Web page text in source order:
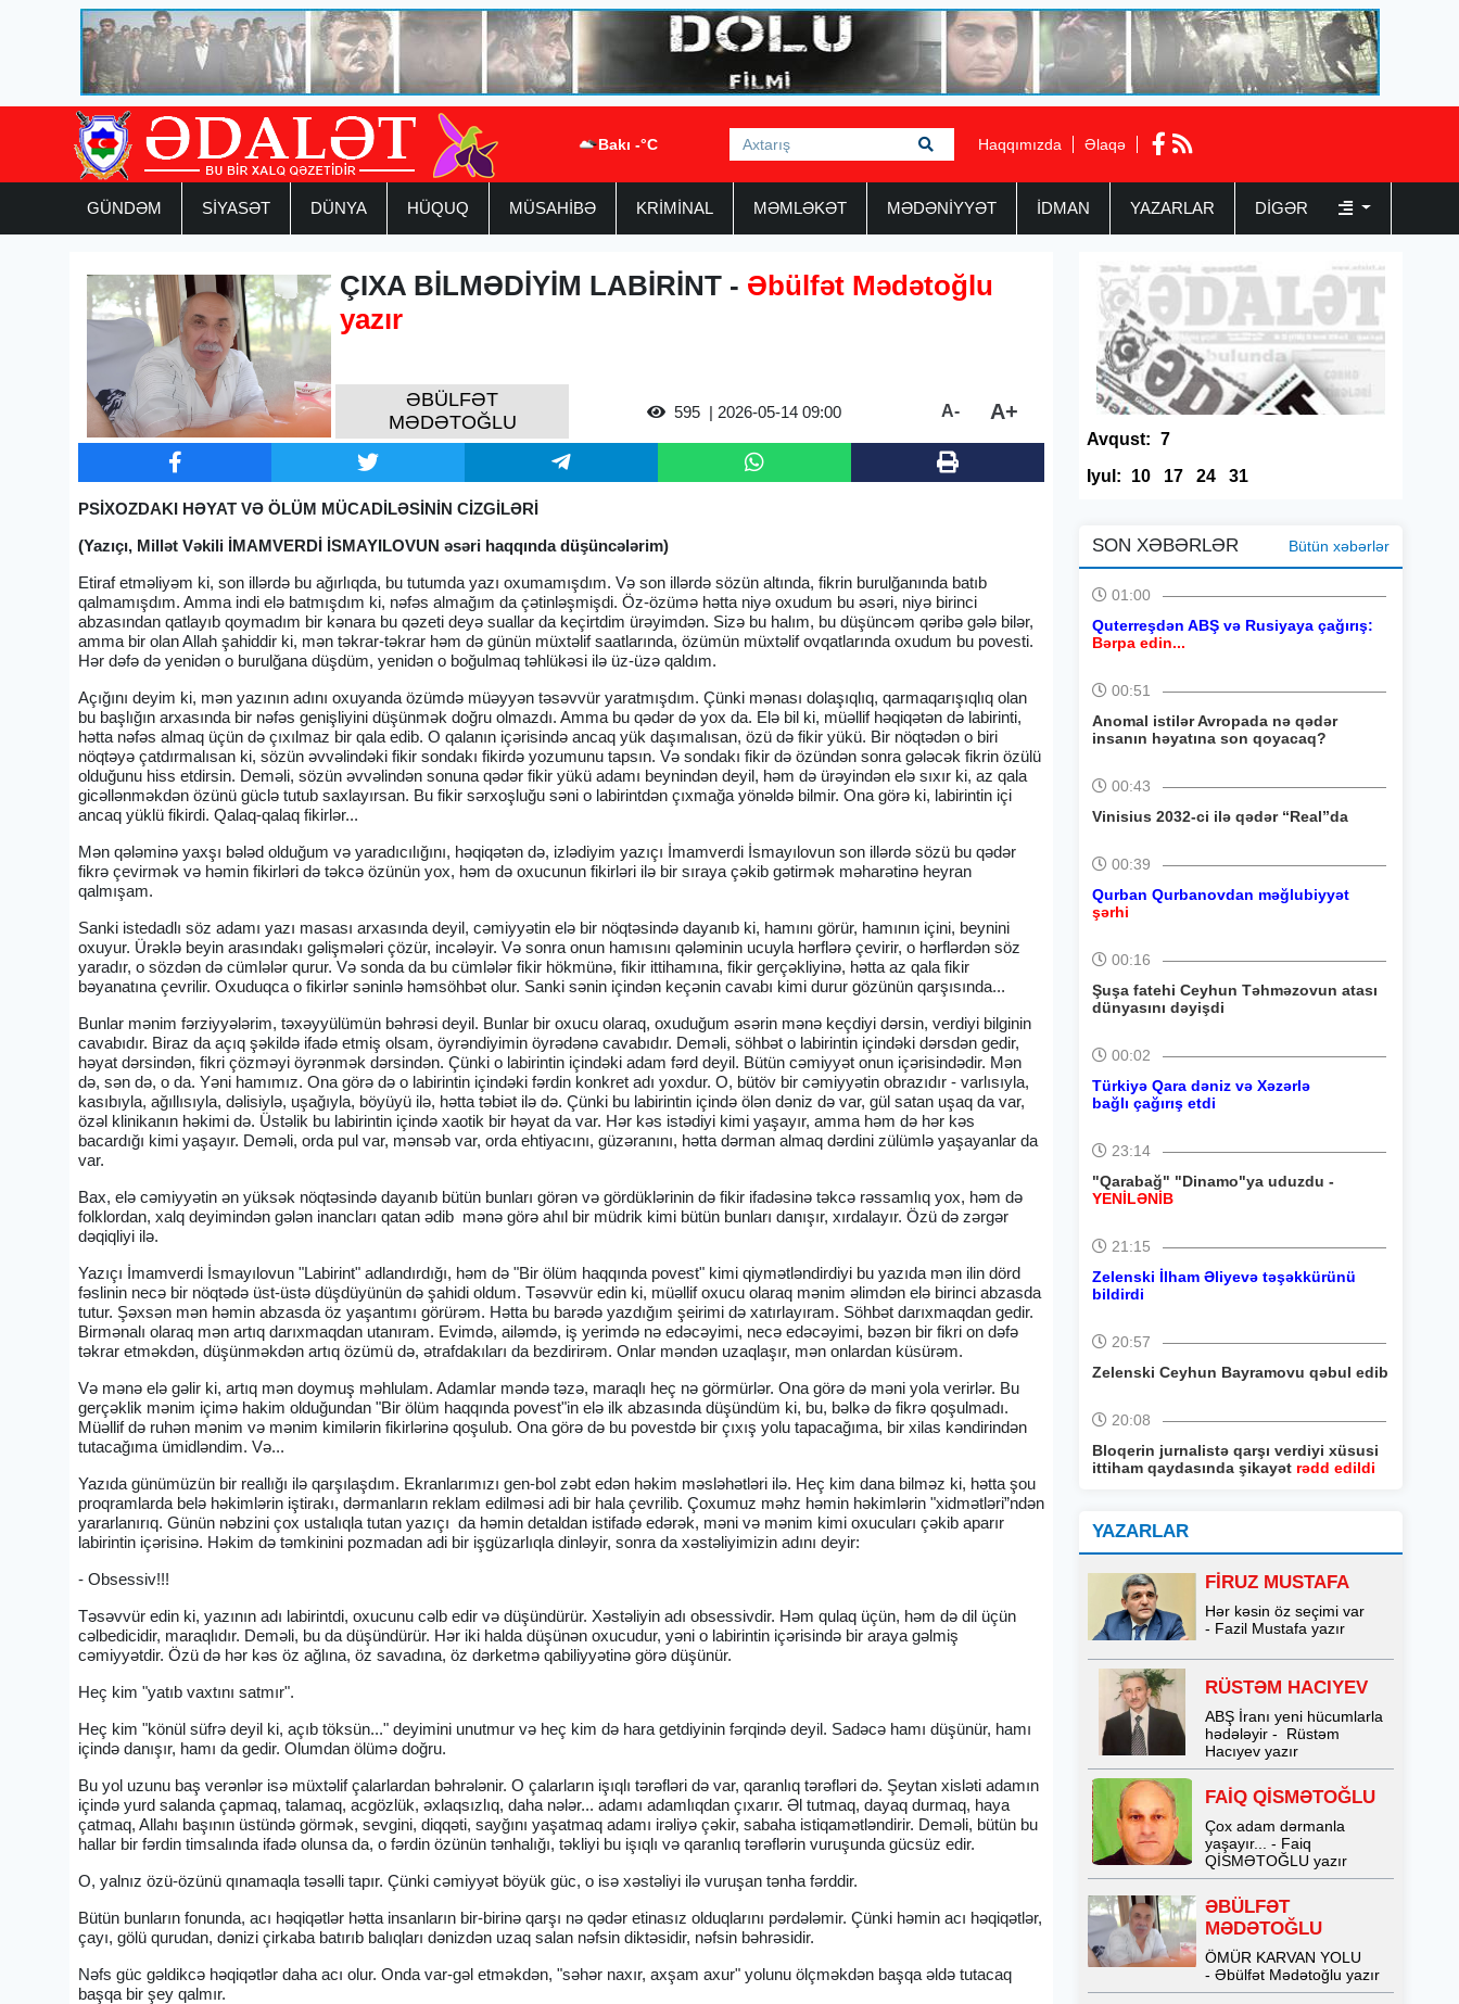
Bakı -°C Haqqımızda Əlaqə
GÜNDƏM SİYASƏT DÜNYA HÜQUQ MÜSAHİBƏ KRİMİNAL MƏMLƏKƏT MƏDƏNİYYƏT İDMAN YAZARLAR DIGƏR
ÇIXA BİLMƏDİYİM LABİRİNT - Əbülfət Mədətoğlu
yazır
ƏBÜLFƏT
MƏDƏTOĞLU
595 | 2026-05-14 09:00 A- A+
PSİXOZDAKI HƏYAT VƏ ÖLÜM MÜCADİLƏSİNİN CİZGİLƏRİ
(Yazıçı, Millət Vəkili İMAMVERDİ İSMAYILOVUN əsəri haqqında düşüncələrim)
Etiraf etməliyəm ki, son illərdə bu ağırlıqda, bu tutumda yazı oxumamışdım. Və son illərdə sözün altında, fikrin burulğanında batıb
qalmamışdım. Amma indi elə batmışdım ki, nəfəs almağım da çətinləşmişdi. Öz-özümə hətta niyə oxudum bu əsəri, niyə birinci
abzasından qatlayıb qoymadım bir kənara bu qəzeti deyə suallar da keçirtdim ürəyimdən. Sizə bu halım, bu düşüncəm qəribə gələ bilər,
amma bir olan Allah şahiddir ki, mən təkrar-təkrar həm də günün müxtəlif saatlarında, özümün müxtəlif ovqatlarında oxudum bu povesti.
Hər dəfə də yenidən o burulğana düşdüm, yenidən o boğulmaq təhlükəsi ilə üz-üzə qaldım.
Açığını deyim ki, mən yazının adını oxuyanda özümdə müəyyən təsəvvür yaratmışdım. Çünki mənası dolaşıqlıq, qarmaqarışıqlıq olan
bu başlığın arxasında bir nəfəs genişliyini düşünmək doğru olmazdı. Amma bu qədər də yox da. Elə bil ki, müəllif həqiqətən də labirinti,
hətta nəfəs almaq üçün də çıxılmaz bir qala edib. O qalanın içərisində ancaq yük daşımalısan, özü də fikir yükü. Bir nöqtədən o biri
nöqtəyə çatdırmalısan ki, sözün əvvəlindəki fikir sondakı fikirdə yozumunu tapsın. Və sondakı fikir də özündən sonra gələcək fikrin özülü
olduğunu hiss etdirsin. Deməli, sözün əvvəlindən sonuna qədər fikir yükü adamı beynindən deyil, həm də ürəyindən elə sıxır ki, az qala
gicəllənməkdən özünü güclə tutub saxlayırsan. Bu fikir sərxoşluğu səni o labirintdən çıxmağa yönəldə bilmir. Ona görə ki, labirintin içi
ancaq yüklü fikirdi. Qalaq-qalaq fikirlər...
Mən qələminə yaxşı bələd olduğum və yaradıcılığını, həqiqətən də, izlədiyim yazıçı İmamverdi İsmayılovun son illərdə sözü bu qədər
fikrə çevirmək və həmin fikirləri də təkcə özünün yox, həm də oxucunun fikirləri ilə bir sıraya çəkib gətirmək məharətinə heyran
qalmışam.
Sanki istedadlı söz adamı yazı masası arxasında deyil, cəmiyyətin elə bir nöqtəsində dayanıb ki, hamını görür, hamının içini, beynini
oxuyur. Ürəklə beyin arasındakı gəlişmələri çözür, incələyir. Və sonra onun hamısını qələminin ucuyla hərflərə çevirir, o hərflərdən söz
yaradır, o sözdən də cümlələr qurur. Və sonda da bu cümlələr fikir hökmünə, fikir ittihamına, fikir gerçəkliyinə, hətta az qala fikir
bəyanatına çevrilir. Oxuduqca o fikirlər səninlə həmsöhbət olur. Sanki sənin içindən keçənin cavabı kimi durur gözünün qarşısında...
Bunlar mənim fərziyyələrim, təxəyyülümün bəhrəsi deyil. Bunlar bir oxucu olaraq, oxuduğum əsərin mənə keçdiyi dərsin, verdiyi bilginin
cavabıdır. Biraz da açıq şəkildə ifadə etmiş olsam, öyrəndiyimin öyrədənə cavabıdır. Deməli, söhbət o labirintin içindəki dərsdən gedir,
həyat dərsindən, fikri çözməyi öyrənmək dərsindən. Çünki o labirintin içindəki adam fərd deyil. Bütün cəmiyyət onun içərisindədir. Mən
də, sən də, o da. Yəni hamımız. Ona görə də o labirintin içindəki fərdin konkret adı yoxdur. O, bütöv bir cəmiyyətin obrazıdır - varlısıyla,
kasıbıyla, ağıllısıyla, dəlisiylə, uşağıyla, böyüyü ilə, hətta təbiət ilə də. Çünki bu labirintin içində ölən dəniz də var, gül satan uşaq da var,
özəl klinikanın həkimi də. Üstəlik bu labirintin içində xaotik bir həyat da var. Hər kəs istədiyi kimi yaşayır, amma həm də hər kəs
bacardığı kimi yaşayır. Deməli, orda pul var, mənsəb var, orda ehtiyacını, güzəranını, hətta dərman almaq dərdini zülümlə yaşayanlar da
var.
Bax, elə cəmiyyətin ən yüksək nöqtəsində dayanıb bütün bunları görən və gördüklərinin də fikir ifadəsinə təkcə rəssamlıq yox, həm də
folklordan, xalq deyimindən gələn inancları qatan ədib mənə görə ahıl bir müdrik kimi bütün bunları danışır, xırdalayır. Özü də zərgər
dəqiqliyi ilə.
Yazıçı İmamverdi İsmayılovun "Labirint" adlandırdığı, həm də "Bir ölüm haqqında povest" kimi qiymətləndirdiyi bu yazıda mən ilin dörd
fəslinin necə bir nöqtədə üst-üstə düşdüyünün də şahidi oldum. Təsəvvür edin ki, müəllif oxucu olaraq mənim əlimdən elə birinci abzasda
tutur. Şəxsən mən həmin abzasda öz yaşantımı görürəm. Hətta bu barədə yazdığım şeirimi də xatırlayıram. Söhbət darıxmaqdan gedir.
Birmənalı olaraq mən artıq darıxmaqdan utanıram. Evimdə, ailəmdə, iş yerimdə nə edəcəyimi, necə edəcəyimi, bəzən bir fikri on dəfə
təkrar etməkdən, düşünməkdən artıq özümü də, ətrafdakıları da bezdirirəm. Onlar məndən uzaqlaşır, mən onlardan küsürəm.
Və mənə elə gəlir ki, artıq mən doymuş məhlulam. Adamlar məndə təzə, maraqlı heç nə görmürlər. Ona görə də məni yola verirlər. Bu
gerçəklik mənim içimə hakim olduğundan "Bir ölüm haqqında povest"in elə ilk abzasında düşündüm ki, bu, bəlkə də fikrə qoşulmadı.
Müəllif də ruhən mənim və mənim kimilərin fikirlərinə qoşulub. Ona görə də bu povestdə bir çıxış yolu tapacağıma, bir xilas kəndirindən
tutacağıma ümidləndim. Və...
Yazıda günümüzün bir reallığı ilə qarşılaşdım. Ekranlarımızı gen-bol zəbt edən həkim məsləhətləri ilə. Heç kim dana bilməz ki, hətta şou
proqramlarda belə həkimlərin iştirakı, dərmanların reklam edilməsi adi bir hala çevrilib. Çoxumuz məhz həmin həkimlərin "xidmətləri”ndən
yararlanırıq. Günün nəbzini çox ustalıqla tutan yazıçı da həmin detaldan istifadə edərək, məni və mənim kimi oxucuları çəkib aparır
labirintin içərisinə. Həkim də təmkinini pozmadan adi bir işgüzarlıqla dinləyir, sonra da xəstəliyimizin adını deyir:
- Obsessiv!!!
Təsəvvür edin ki, yazının adı labirintdi, oxucunu cəlb edir və düşündürür. Xəstəliyin adı obsessivdir. Həm qulaq üçün, həm də dil üçün
cəlbedicidir, maraqlıdır. Deməli, bu da düşündürür. Hər iki halda düşünən oxucudur, yəni o labirintin içərisində bir araya gəlmiş
cəmiyyətdir. Özü də hər kəs öz ağlına, öz savadına, öz dərketmə qabiliyyətinə görə düşünür.
Heç kim "yatıb vaxtını satmır".
Heç kim "könül süfrə deyil ki, açıb töksün..." deyimini unutmur və heç kim də hara getdiyinin fərqində deyil. Sadəcə hamı düşünür, hamı
içində danışır, hamı da gedir. Olumdan ölümə doğru.
Bu yol uzunu baş verənlər isə müxtəlif çalarlardan bəhrələnir. O çalarların işıqlı tərəfləri də var, qaranlıq tərəfləri də. Şeytan xisləti adamın
içində yurd salanda çapmaq, talamaq, acgözlük, əxlaqsızlıq, daha nələr... adamı adamlıqdan çıxarır. Əl tutmaq, dayaq durmaq, haya
çatmaq, Allahı başının üstündə görmək, sevgini, diqqəti, sayğını yaşatmaq adamı irəliyə çəkir, sabaha istiqamətləndirir. Deməli, bütün bu
hallar bir fərdin timsalında ifadə olunsa da, o fərdin özünün tənhalığı, təkliyi bu işıqlı və qaranlıq tərəflərin vuruşunda gücsüz edir.
O, yalnız özü-özünü qınamaqla təsəlli tapır. Çünki cəmiyyət böyük güc, o isə xəstəliyi ilə vuruşan tənha fərddir.
Bütün bunların fonunda, acı həqiqətlər hətta insanların bir-birinə qarşı nə qədər etinasız olduqlarını pərdələmir. Çünki həmin acı həqiqətlər,
çayı, gölü qurudan, dənizi çirkaba batırıb balıqları dənizdən uzaq salan nəfsin diktəsidir, nəfsin bəhrəsidir.
Nəfs güc gəldikcə həqiqətlər daha acı olur. Onda var-gəl etməkdən, "səhər naxır, axşam axur" yolunu ölçməkdən başqa əldə tutacaq
başqa bir şey qalmır.
Avqust: 7
Iyul:
10 17 24 31
SON XƏBƏRLƏR Bütün xəbərlər
01:00
Quterreşdən ABŞ və Rusiyaya çağırış:
Bərpa edin...
00:51
Anomal istilər Avropada nə qədər
insanın həyatına son qoyacaq?
00:43
Vinisius 2032-ci ilə qədər “Real”da
00:39
Qurban Qurbanovdan məğlubiyyət
şərhi
00:16
Şuşa fatehi Ceyhun Təhməzovun atası
dünyasını dəyişdi
00:02
Türkiyə Qara dəniz və Xəzərlə
bağlı çağırış etdi
23:14
"Qarabağ" "Dinamo"ya uduzdu -
YENİLƏNİB
21:15
Zelenski İlham Əliyevə təşəkkürünü
bildirdi
20:57
Zelenski Ceyhun Bayramovu qəbul edib
20:08
Bloqerin jurnalistə qarşı verdiyi xüsusi
ittiham qaydasında şikayət rədd edildi
YAZARLAR
FİRUZ MUSTAFA
Hər kəsin öz seçimi var
- Fazil Mustafa yazır
RÜSTƏM HACIYEV
ABŞ İranı yeni hücumlarla
hədələyir - Rüstəm
Hacıyev yazır
FAİQ QİSMƏTOĞLU
Çox adam dərmanla
yaşayır... - Faiq
QİSMƏTOĞLU yazır
ƏBÜLFƏT
MƏDƏTOĞLU
ÖMÜR KARVAN YOLU
- Əbülfət Mədətoğlu yazır